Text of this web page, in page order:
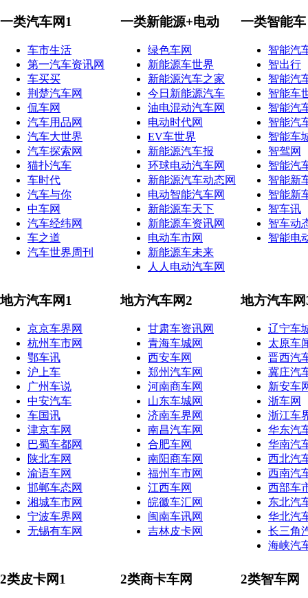
一类汽车网1
车市生活
第一汽车资讯网
车买买
荆楚汽车网
侃车网
汽车用品网
汽车大世界
汽车探索网
猫扑汽车
车时代
汽车与你
中车网
汽车经纬网
车之道
汽车世界周刊
一类新能源+电动
绿色车网
新能源车世界
新能源汽车之家
今日新能源汽车
油电混动汽车网
电动时代网
EV车世界
新能源汽车报
环球电动汽车网
新能源汽车动态网
电动智能汽车网
新能源车天下
新能源车资讯网
电动车市网
新能源车未来
人人电动汽车网
一类智能车
智能汽
智出行
智能汽
智能车
智能汽
智能汽
智能车
智驾网
智能汽
智能新
智能新
智车讯
智车动
智能电
地方汽车网1
京京车界网
杭州车市网
鄂车讯
沪上车
广州车说
中安汽车
车国讯
津京车网
巴蜀车都网
陕北车网
渝语车网
邯郸车态网
湘城车市网
宁波车界网
无锡有车网
地方汽车网2
甘肃车资讯网
青海车城网
西安车网
郑州汽车网
河南商车网
山东车城网
济南车界网
南昌汽车网
合肥车网
南阳商车网
福州车市网
江西车网
皖徽车汇网
闽南车讯网
吉林皮卡网
地方汽车网
辽宁车
太原车
晋西汽
冀庄汽
新安车
浙车网
浙江车
华东汽
华南汽
西北汽
西南汽
西部车
东北汽
华北汽
长三角
海峡汽
2类皮卡网1 2类商卡车网 2类智车网